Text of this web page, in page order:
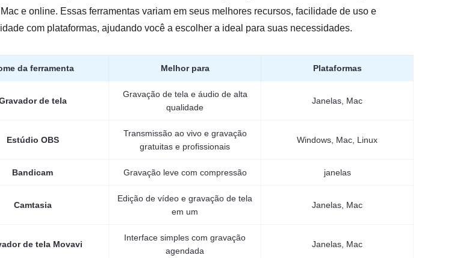
e online. Essas ferramentas variam em seus melhores recursos, facilidade de uso e
com plataformas, ajudando você a escolher a ideal para suas necessidades.
da ferramenta Melhor para Plataformas
de tela
Gravação de tela e áudio de alta
qualidade
Janelas, Mac
Estúdio OBS
Transmissão ao vivo e gravação
gratuitas e profissionais
Windows, Mac, Linux
Bandicam Gravação leve com compressão janelas
Camtasia
Edição de vídeo e gravação de tela
em um
Janelas, Mac
de tela Movavi
Interface simples com gravação
agendada
Janelas, Mac